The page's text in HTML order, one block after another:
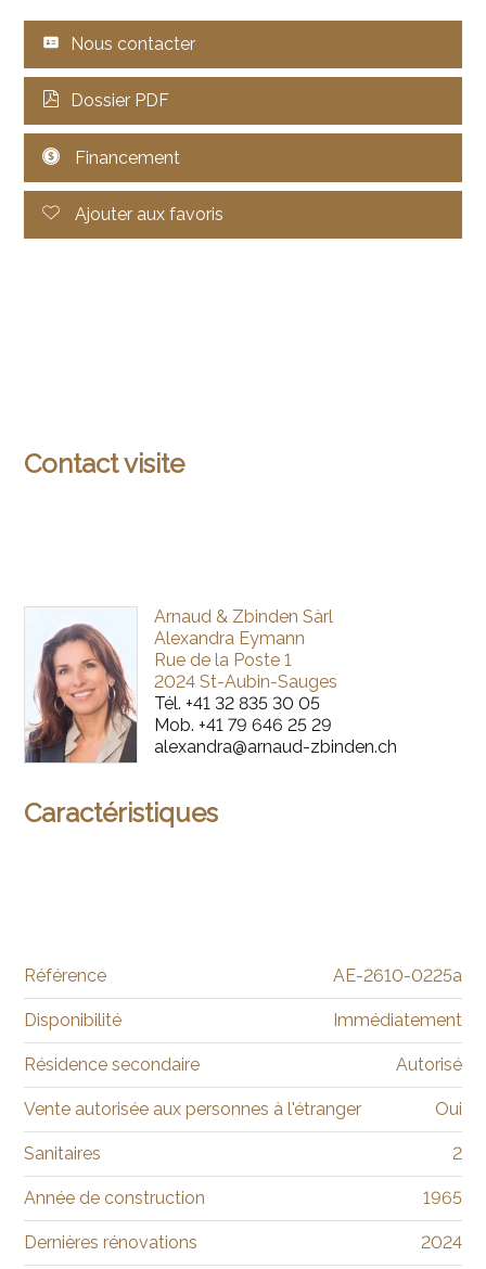
Nous contacter
Dossier PDF
Financement
Ajouter aux favoris
Contact visite
Arnaud & Zbinden Sàrl
Alexandra Eymann
Rue de la Poste 1
2024 St-Aubin-Sauges
Tél. +41 32 835 30 05
Mob. +41 79 646 25 29
alexandra@arnaud-zbinden.ch
Caractéristiques
Référence AE-2610-0225a
Disponibilité Immédiatement
Résidence secondaire Autorisé
Vente autorisée aux personnes à l'étranger Oui
Sanitaires 2
Année de construction 1965
Dernières rénovations 2024